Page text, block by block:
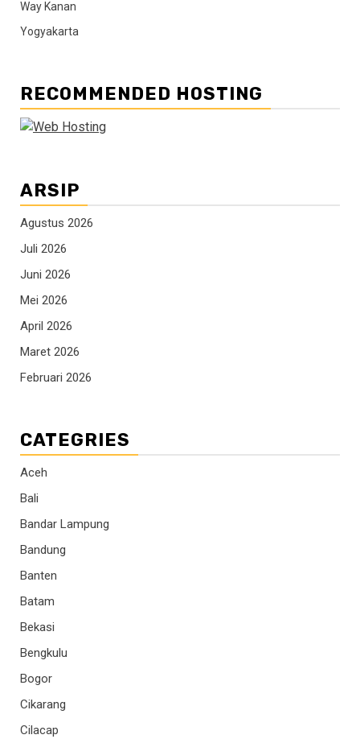
Way Kanan
Yogyakarta
RECOMMENDED HOSTING
ARSIP
Agustus 2026
Juli 2026
Juni 2026
Mei 2026
April 2026
Maret 2026
Februari 2026
CATEGRIES
Aceh
Bali
Bandar Lampung
Bandung
Banten
Batam
Bekasi
Bengkulu
Bogor
Cikarang
Cilacap